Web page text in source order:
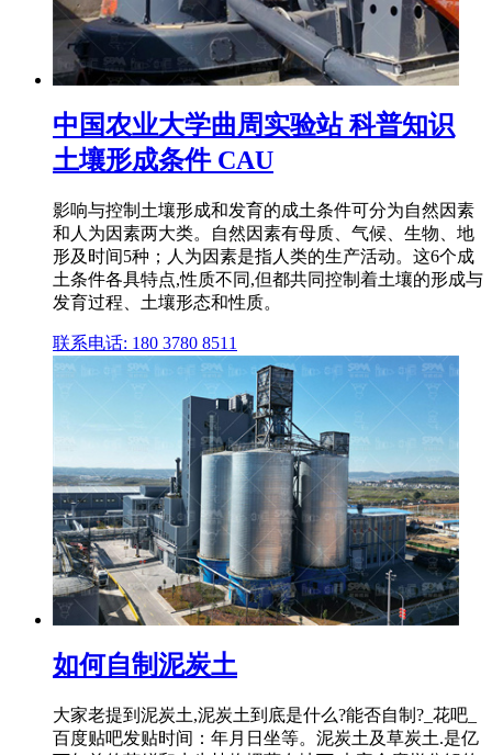
中国农业大学曲周实验站 科普知识
土壤形成条件 CAU
影响与控制土壤形成和发育的成土条件可分为自然因素
和人为因素两大类。自然因素有母质、气候、生物、地
形及时间5种；人为因素是指人类的生产活动。这6个成
土条件各具特点,性质不同,但都共同控制着土壤的形成与
发育过程、土壤形态和性质。
联系电话: 180 3780 8511
如何自制泥炭土
大家老提到泥炭土,泥炭土到底是什么?能否自制?_花吧_
百度贴吧发贴时间：年月日坐等。泥炭土及草炭土.是亿